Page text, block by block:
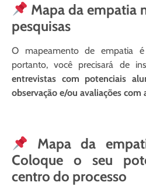
Mapa da empatia
pesquisas
O mapeamento de empatia
portanto, você precisará de
entrevistas com potenciais
observação e/ou avaliações com
Mapa da
Coloque o seu
centro do processo